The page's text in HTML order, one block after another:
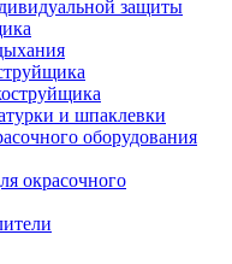
защиты
и шпаклевки
оборудования
окрасочного